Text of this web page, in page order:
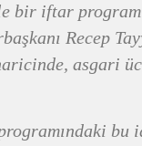
bir iftar
Recep
asgari
bu